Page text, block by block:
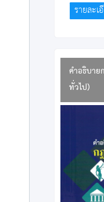
รายละเ
คำอธิบา
ทั่วไป)